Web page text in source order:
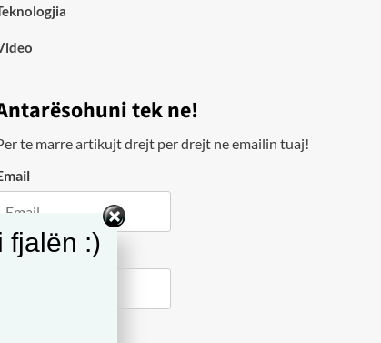
tek ne!
te marre artikujt drejt per drejt ne emailin tuaj!
fjalën :)